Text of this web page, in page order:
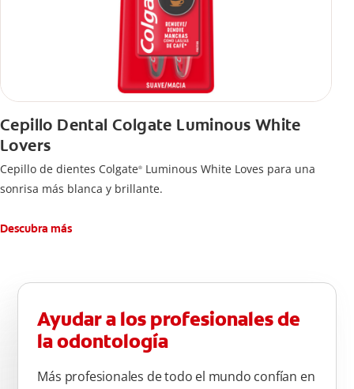
Cepillo Dental Colgate Luminous White
Lovers
Cepillo de dientes Colgate® Luminous White Loves para una
sonrisa más blanca y brillante.
Descubra más
Ayudar a los profesionales de
la odontología
Más profesionales de todo el mundo confían en